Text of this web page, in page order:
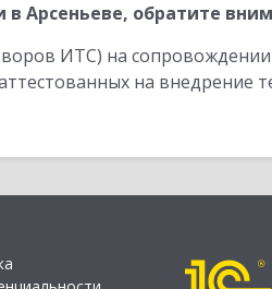
Арсеньеве, обратите
ИТС) на
на внедрение